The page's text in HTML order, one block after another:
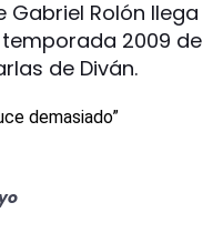
Gabriel Rolón llega
2009 de
de Diván.